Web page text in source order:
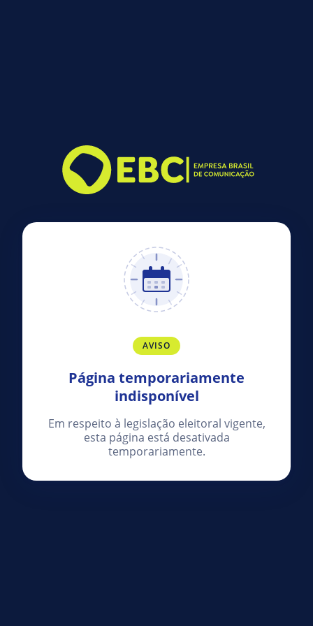
AVISO
Página temporariamente
indisponível
Em respeito à legislação eleitoral vigente,
esta página está desativada
temporariamente.